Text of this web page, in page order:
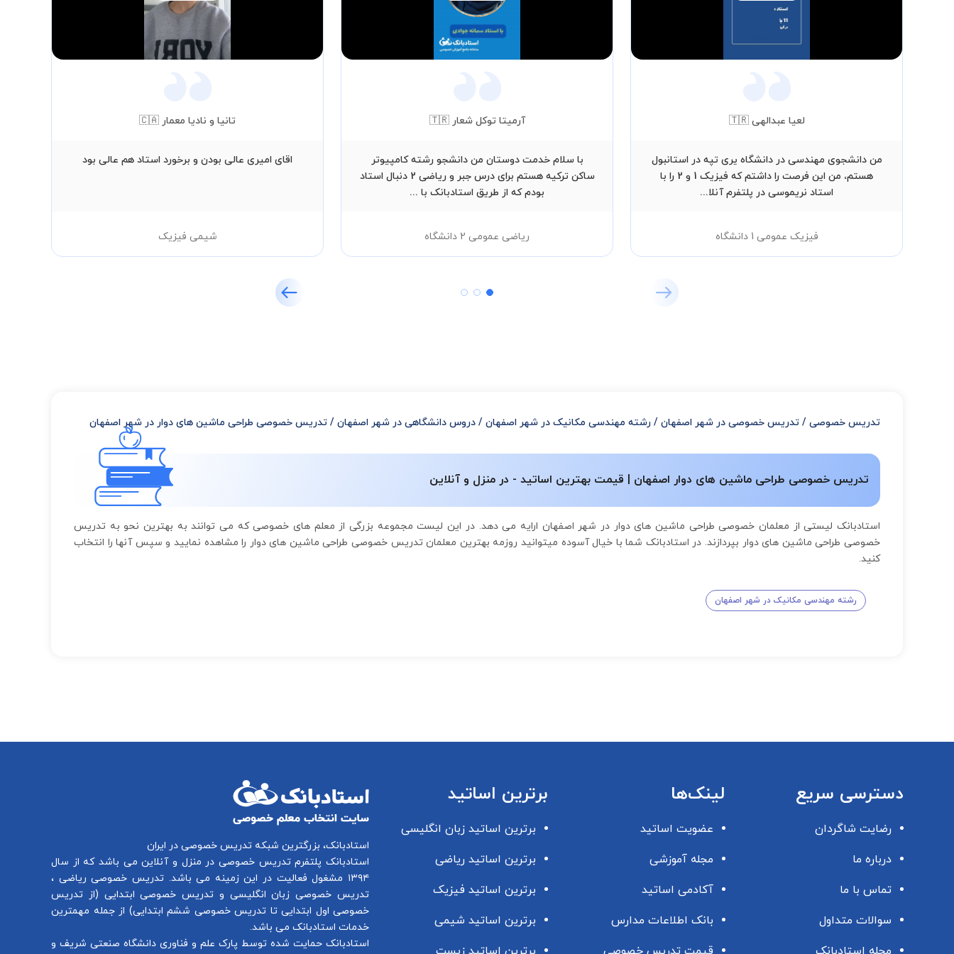
لعیا عبدالهی 🇹🇷
من دانشجوی مهندسی در دانشگاه یری تپه در استانبول
هستم، من این فرصت را داشتم که فیزیک 1 و 2 را با
استاد نریموسی در پلتفرم آنلا...
فیزیک عمومی 1 دانشگاه
Video
آرمیتا توکل شعار 🇹🇷
با سلام خدمت دوستان من دانشجو رشته کامپیوتر
ساکن ترکیه هستم برای درس جبر و ریاضی 2 دنبال استاد
بودم که از طریق استادبانک با ...
ریاضی عمومی 2 دانشگاه
Video
تانیا و نادیا معمار 🇨🇦
اقای امیری عالی بودن و برخورد استاد هم عالی بود
شیمی فیزیک
تدریس خصوصی / تدریس خصوصی در شهر اصفهان / رشته مهندسی مکانیک در شهر اصفهان / دروس دانشگاهی در شهر اصفهان / تدریس خصوصی طراحی ماشین های دوار در شهر اصفهان
تدریس خصوصی طراحی ماشین های دوار اصفهان | قیمت بهترین اساتید - در منزل و آنلاین
استادبانک لیستی از معلمان خصوصی طراحی ماشین های دوار در شهر اصفهان ارایه می دهد. در این لیست مجموعه بزرگی از معلم های خصوصی که می توانند به بهترین نحو به تدریس
خصوصی طراحی ماشین های دوار بپردازند. در استادبانک شما با خیال آسوده میتوانید روزمه بهترین معلمان تدریس خصوصی طراحی ماشین های دوار را مشاهده نمایید و سپس آنها را انتخاب
کنید.
رشته مهندسی مکانیک در شهر اصفهان
دسترسی سریع
رضایت شاگردان
درباره ما
تماس با ما
سوالات متداول
لینک‌ها
عضویت اساتید
مجله آموزشی
آکادمی اساتید
بانک اطلاعات مدارس
برترین اساتید
برترین اساتید زبان انگلیسی
برترین اساتید ریاضی
برترین اساتید فیزیک
برترین اساتید شیمی
استادبانک، بزرگترین شبکه تدریس خصوصی در ایران
استادبانک پلتفرمتدریس خصوصی در منزل و آنلاین می باشد که از سال
۱۳۹۴ مشغول فعالیت در این زمینه می باشد.
تدریس خصوصی ریاضی ،
تدریس خصوصی زبان انگلیسی و تدریس خصوصی ابتدایی (از تدریس
خصوصی اول ابتداییتا تدریس خصوصی ششم ابتدایی) از جمله مهمترین
خدمات استادبانک می باشد.
استادبانک حمایت شده توسط پارک علم و فناوری دانشگاه صنعتی شریف و